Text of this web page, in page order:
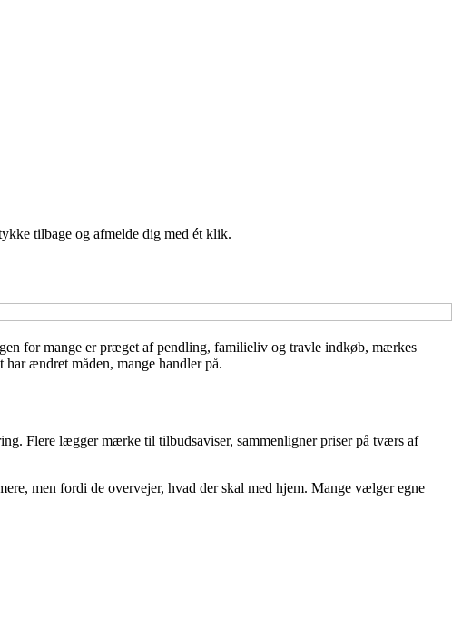
tilbage og afmelde dig med ét klik.
for mange er præget af pendling, familieliv og travle indkøb, mærkes
ændret måden, mange handler på.
Flere lægger mærke til tilbudsaviser, sammenligner priser på tværs af
men fordi de overvejer, hvad der skal med hjem. Mange vælger egne